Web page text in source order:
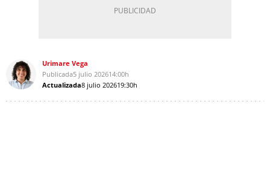
Urimare Vega
Publicada5 julio 202614:00h
Actualizada8 julio 202619:30h